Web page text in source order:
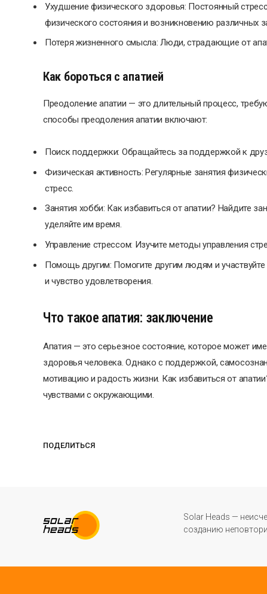
Ухудшение физического здоровья: Постоянный
физического состояния и возникновению различных
Потеря жизненного смысла: Люди, страдающие от
Как бороться с апатией
Преодоление апатии — это длительный процесс,
способы преодоления апатии включают:
Поиск поддержки: Обращайтесь за поддержкой к
Физическая активность: Регулярные занятия
стресс.
Занятия хобби: Как избавиться от апатии? Найдите
уделяйте им время.
Управление стрессом: Изучите методы управления
Помощь другим: Помогите другим людям и
и чувство удовлетворения.
Что такое апатия: заключение
Апатия — это серьезное состояние, которое может
здоровья человека. Однако с поддержкой,
мотивацию и радость жизни. Как избавиться от
чувствами с окружающими.
ПОДЕЛИТЬСЯ
Solar Heads —
созданию